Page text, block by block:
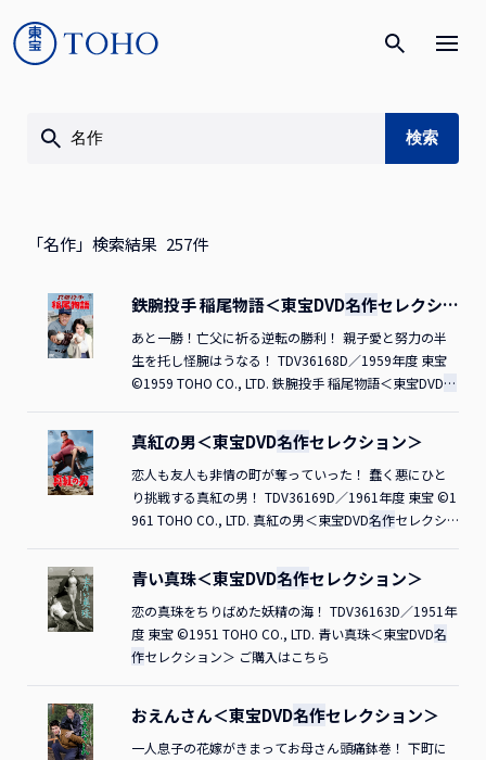
「名作」検索結果 257件
鉄腕投手 稲尾物語＜東宝DVD名作セレクショ
ン＞
あと一勝！亡父に祈る逆転の勝利！ 親子愛と努力の半
生を托し怪腕はうなる！ TDV36168D／1959年度 東宝
©1959 TOHO CO., LTD. 鉄腕投手 稲尾物語＜東宝DVD名
真紅の男＜東宝DVD名作セレクション＞
恋人も友人も非情の町が奪っていった！ 蠢く悪にひと
り挑戦する真紅の男！ TDV36169D／1961年度 東宝 ©1
961 TOHO CO., LTD. 真紅の男＜東宝DVD名作セレクシ
青い真珠＜東宝DVD名作セレクション＞
恋の真珠をちりばめた妖精の海！ TDV36163D／1951年
度 東宝 ©1951 TOHO CO., LTD. 青い真珠＜東宝DVD名
作
セレクション＞ ご購入はこちら
おえんさん＜東宝DVD名作セレクション＞
一人息子の花嫁がきまってお母さん頭痛鉢巻！ 下町に